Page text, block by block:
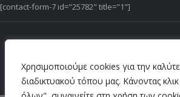
Χρησιμοποιούμε cookies για την
διαδικτυακού τόπου μας. Κάνοντας
[contact-form-7 id="25782" title="1"]